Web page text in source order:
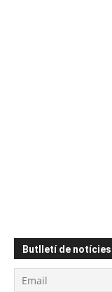
Butlletí de notícies